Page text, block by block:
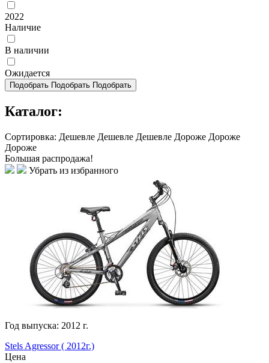
2022
Наличие
В наличии
Ожидается
Подобрать Подобрать Подобрать
Каталог:
Сортировка: Дешевле Дешевле Дешевле Дороже Дороже
Дороже
Большая распродажа!
Убрать из избранного
Год выпуска: 2012 г.
Stels Agressor ( 2012г.)
Цена